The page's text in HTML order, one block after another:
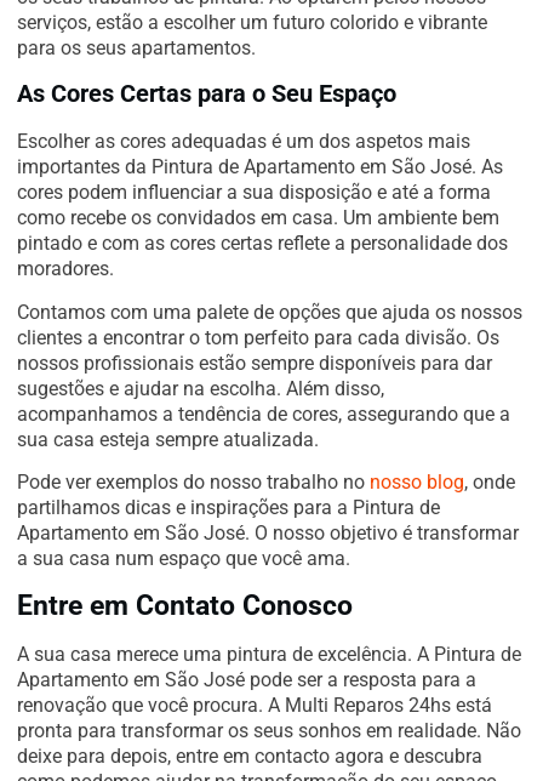
serviços, estão a escolher um futuro colorido e vibrante
para os seus apartamentos.
As Cores Certas para o Seu Espaço
Escolher as cores adequadas é um dos aspetos mais
importantes da Pintura de Apartamento em São José. As
cores podem influenciar a sua disposição e até a forma
como recebe os convidados em casa. Um ambiente bem
pintado e com as cores certas reflete a personalidade dos
moradores.
Contamos com uma palete de opções que ajuda os nossos
clientes a encontrar o tom perfeito para cada divisão. Os
nossos profissionais estão sempre disponíveis para dar
sugestões e ajudar na escolha. Além disso,
acompanhamos a tendência de cores, assegurando que a
sua casa esteja sempre atualizada.
Pode ver exemplos do nosso trabalho no nosso blog, onde
partilhamos dicas e inspirações para a Pintura de
Apartamento em São José. O nosso objetivo é transformar
a sua casa num espaço que você ama.
Entre em Contato Conosco
A sua casa merece uma pintura de excelência. A Pintura de
Apartamento em São José pode ser a resposta para a
renovação que você procura. A Multi Reparos 24hs está
pronta para transformar os seus sonhos em realidade. Não
deixe para depois, entre em contacto agora e descubra